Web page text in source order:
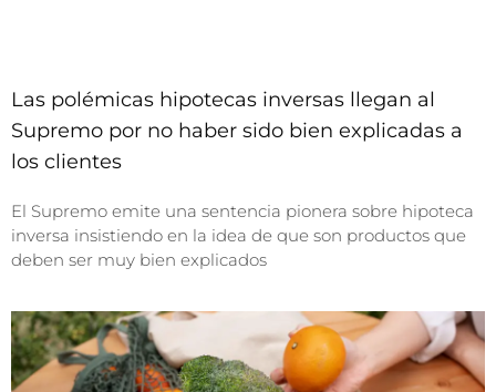
Las polémicas hipotecas inversas llegan al
Supremo por no haber sido bien explicadas a
los clientes
El Supremo emite una sentencia pionera sobre hipoteca
inversa insistiendo en la idea de que son productos que
deben ser muy bien explicados